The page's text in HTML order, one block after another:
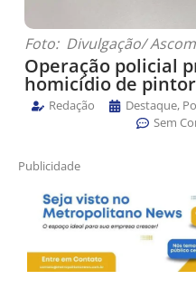
Foto: Divulgação/
Operação policial
homicídio de
Redação Destaque,
Sem
Publicidade